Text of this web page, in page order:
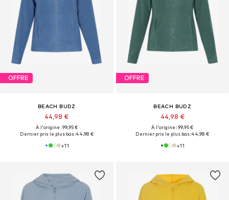
OFFRE
BEACH BUDZ
44,98 €
À l'origine : 99,95 €
Dernier prix le plus bas :44,98 €
+11
OFFRE
BEACH BUDZ
44,98 €
À l'origine : 99,95 €
Dernier prix le plus bas :44,98 €
+11